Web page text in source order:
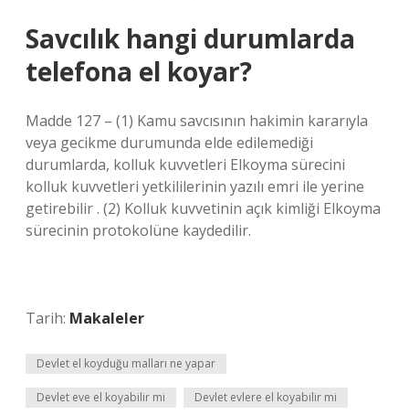
Savcılık hangi durumlarda
telefona el koyar?
Madde 127 – (1) Kamu savcısının hakimin kararıyla
veya gecikme durumunda elde edilemediği
durumlarda, kolluk kuvvetleri Elkoyma sürecini
kolluk kuvvetleri yetkililerinin yazılı emri ile yerine
getirebilir . (2) Kolluk kuvvetinin açık kimliği Elkoyma
sürecinin protokolüne kaydedilir.
Tarih: Makaleler
Devlet el koyduğu malları ne yapar
Devlet eve el koyabilir mi Devlet evlere el koyabilir mi